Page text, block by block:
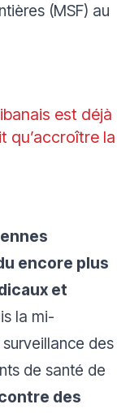
(MSF) au
est déjà
qu’accroître la
encore plus
et
la mi-
des
de santé de
des